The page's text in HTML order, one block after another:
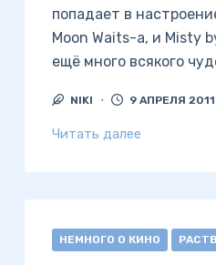
попадает в
Moon Waits-a, и Misty
ещё много всякого
NIKI 9 АПРЕЛЯ 2011
Читать далее
НЕМНОГО О КИНО